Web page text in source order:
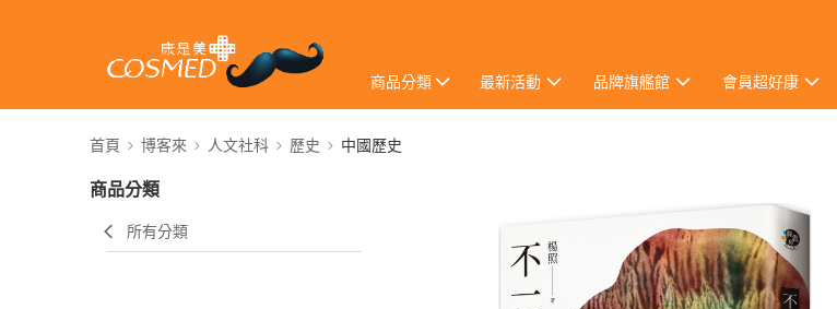
商品分類 最新活動 品牌旗艦館 會員超好康
首頁 博客來 人文社科 歷史 中國歷史
商品分類
所有分類